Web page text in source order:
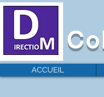
ACCUEIL